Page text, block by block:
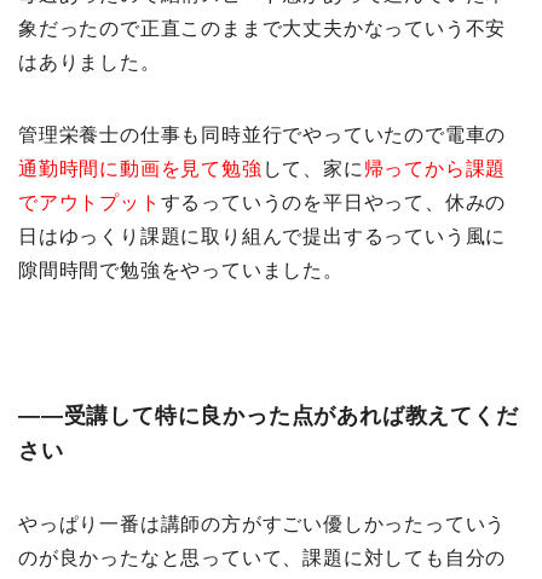
象だったので正直このままで大丈夫かなっていう不安
はありました。
管理栄養士の仕事も同時並行でやっていたので電車の
通勤時間に動画を見て勉強 して、家に 帰ってから課題
でアウトプット するっていうのを平日やって、休みの
日はゆっくり課題に取り組んで提出するっていう風に
隙間時間で勉強をやっていました。
――受講して特に良かった点があれば教えてくだ
さい
やっぱり一番は講師の方がすごい優しかったっていう
のが良かったなと思っていて、課題に対しても自分の